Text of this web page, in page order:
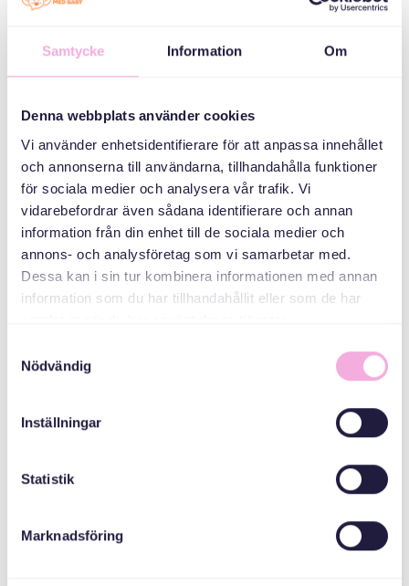
Samtycke Information Om
Denna webbplats använder cookies
Vi använder enhetsidentifierare för att anpassa innehållet
och annonserna till användarna, tillhandahålla funktioner
för sociala medier och analysera vår trafik. Vi
vidarebefordrar även sådana identifierare och annan
information från din enhet till de sociala medier och
annons- och analysföretag som vi samarbetar med.
Dessa kan i sin tur kombinera informationen med annan
information som du har tillhandahållit eller som de har
Nödvändig
Inställningar
Statistik
Marknadsföring
ANDRA PLATSER
گردهمایی های
خانوادگی
سازمان دهنده
bokningen@svenskamedbaby.se